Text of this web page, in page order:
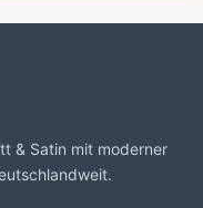
& Satin mit moderner